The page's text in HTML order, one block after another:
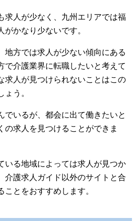
求人が少なく、九州エリアでは福
がかなり少ないです。
地方では求人が少ない傾向にある
で介護業界に転職したいと考えて
求人が見つけられないことはこの
う。
でいるが、都会に出て働きたいと
の求人を見つけることができま
いる地域によっては求人が見つか
介護求人ガイド以外のサイトと合
とをおすすめします。